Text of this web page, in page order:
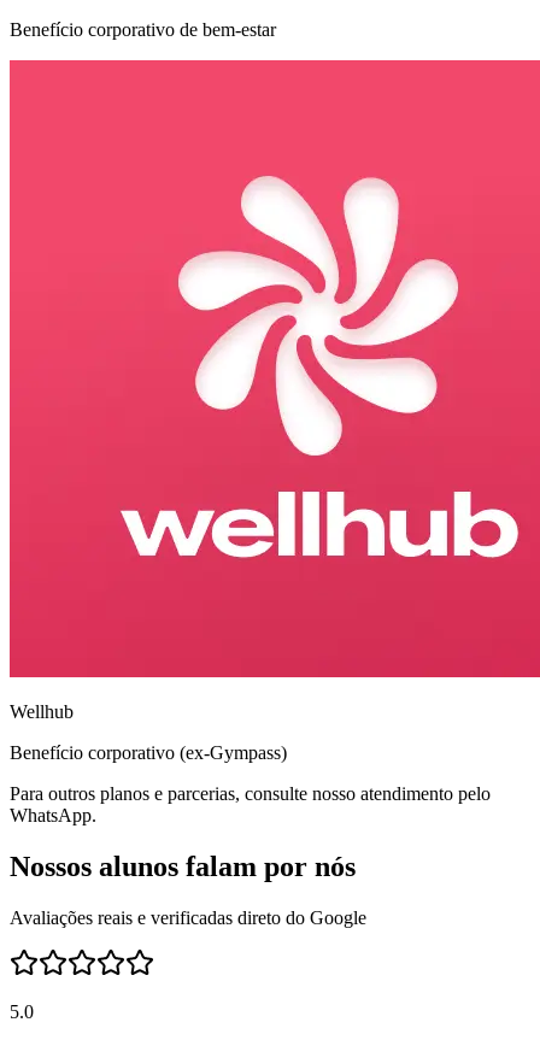
Benefício corporativo de bem-estar
Wellhub
Benefício corporativo (ex-Gympass)
Para outros planos e parcerias, consulte nosso atendimento pelo
WhatsApp.
Nossos alunos falam por nós
Avaliações reais e verificadas direto do Google
5.0